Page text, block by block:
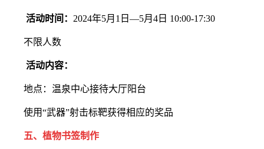
活动时间： 2024年5月1日—5月4日 10:00-17:30
不限人数
活动内容：
地点：温泉中心接待大厅阳台
使用“武器”射击标靶获得相应的奖品
五、植物书签制作